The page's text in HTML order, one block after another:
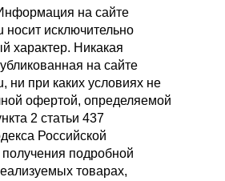
на сайте
носит исключительно
характер. Никакая
на сайте
ни при каких условиях не
офертой, определяемой
2 статьи 437
Российской
подробной
товарах,